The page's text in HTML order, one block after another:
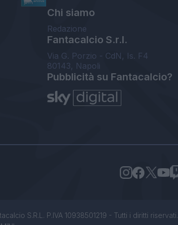
Chi siamo
Redazione
Fantacalcio S.r.l.
Via G. Porzio - CdN, Is. F4
80143, Napoli
Pubblicità su Fantacalcio?
S.R.L. P.IVA 10938501219 - Tutti i diritti riservati.